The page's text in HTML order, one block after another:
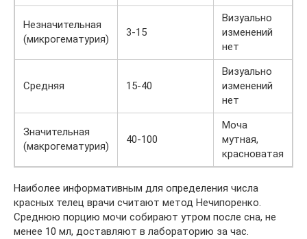
Незначительная
(микрогематурия)
3-15
Визуально
изменений
нет
Средняя 15-40
Визуально
изменений
нет
Значительная
(макрогематурия)
40-100
Моча
мутная,
красноватая
Наиболее информативным для определения числа
красных телец врачи считают метод Нечипоренко.
Среднюю порцию мочи собирают утром после сна, не
менее 10 мл, доставляют в лабораторию за час.